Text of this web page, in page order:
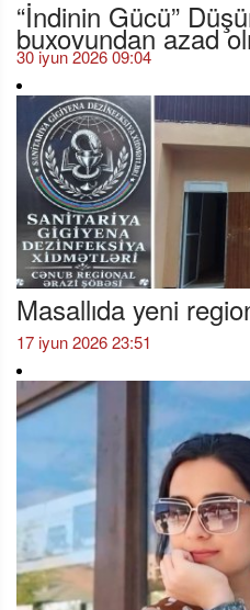
“İndinin Gücü”
buxovundan azad
30 iyun 2026 09:04
Masallıda yeni
17 iyun 2026 23:51